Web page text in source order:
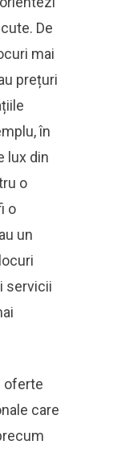
De
mai
prețuri
în
lux din
o
o
un
servicii
oferte
care